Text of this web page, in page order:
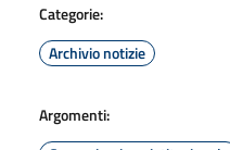
Categorie:
Archivio notizie
Argomenti: